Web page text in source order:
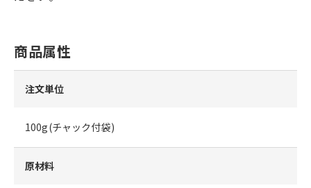
商品属性
注文単位
100g(チャック付袋)
原材料